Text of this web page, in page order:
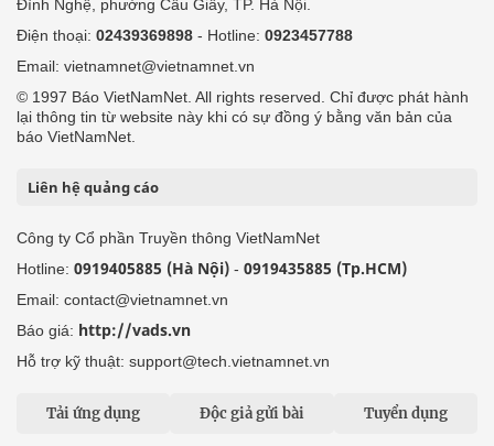
Đình Nghệ, phường Cầu Giấy, TP. Hà Nội.
Điện thoại: 02439369898 - Hotline: 0923457788
Email: vietnamnet@vietnamnet.vn
© 1997 Báo VietNamNet. All rights reserved. Chỉ được phát hành
lại thông tin từ website này khi có sự đồng ý bằng văn bản của
báo VietNamNet.
Liên hệ quảng cáo
Công ty Cổ phần Truyền thông VietNamNet
Hotline: 0919405885 (Hà Nội) - 0919435885 (Tp.HCM)
Email: contact@vietnamnet.vn
Báo giá: http://vads.vn
Hỗ trợ kỹ thuật: support@tech.vietnamnet.vn
Tải ứng dụng Độc giả gửi bài Tuyển dụng